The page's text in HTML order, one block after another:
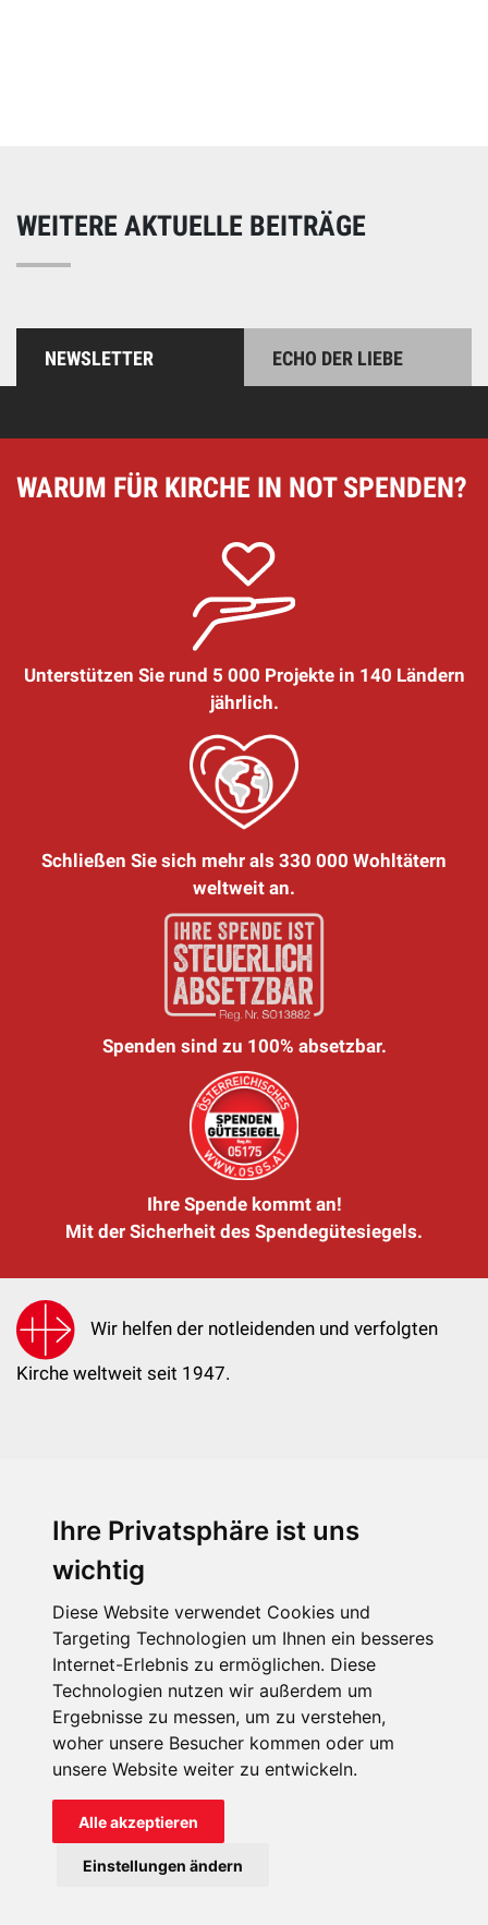
Ihre Privatsphäre ist uns
wichtig
Diese Website verwendet Cookies und
Targeting Technologien um Ihnen ein besseres
Internet-Erlebnis zu ermöglichen. Diese
Technologien nutzen wir außerdem um
Ergebnisse zu messen, um zu verstehen,
woher unsere Besucher kommen oder um
unsere Website weiter zu entwickeln.
Alle akzeptieren
Einstellungen ändern
WEITERE AKTUELLE BEITRÄGE
NEWSLETTER ECHO DER LIEBE
WARUM FÜR KIRCHE IN NOT SPENDEN?
Unterstützen Sie rund 5 000 Projekte in 140 Ländern
jährlich.
Schließen Sie sich mehr als 330 000 Wohltätern
weltweit an.
Spenden sind zu 100% absetzbar.
Ihre Spende kommt an!
Mit der Sicherheit des Spendegütesiegels.
Wir helfen der notleidenden und verfolgten
Kirche weltweit seit 1947.
KIRCHE IN NOT - Österreich
kin@kircheinnot.at
KIN weltweit
Impressum Datenschutz